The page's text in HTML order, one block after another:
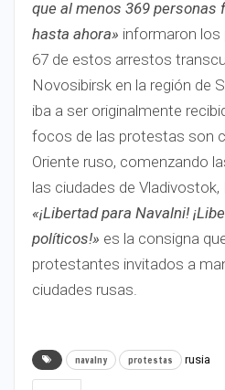
que al menos 369 personas
hasta ahora» informaron los
67 de estos arrestos
Novosibirsk en la región de
iba a ser originalmente
focos de las protestas son
Oriente ruso, comenzando
las ciudades de
«¡Libertad para Navalni!
políticos!» es la consigna
protestantes invitados a
ciudades rusas.
navalny protestas rusia